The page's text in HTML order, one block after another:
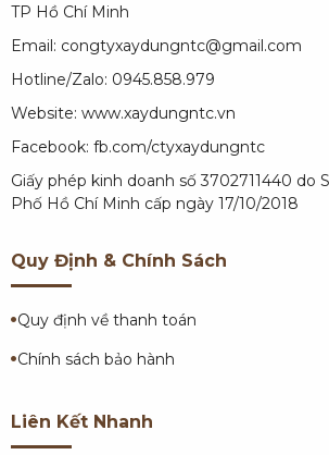
TP Hồ Chí Minh
Email: congtyxaydungntc@gmail.com
Hotline/Zalo: 0945.858.979
Website: www.xaydungntc.vn
Facebook: fb.com/ctyxaydungntc
Giấy phép kinh doanh số 3702711440 do
Phố Hồ Chí Minh cấp ngày 17/10/2018
Quy Định & Chính Sách
Quy định về thanh toán
Chính sách bảo hành
Liên Kết Nhanh